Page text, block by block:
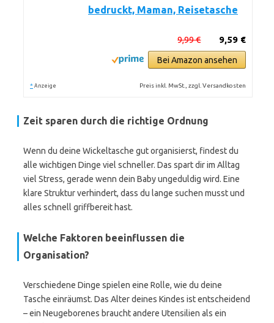
bedruckt, Maman, Reisetasche
9,59 €
9,99 €
Bei Amazon ansehen
* Anzeige Preis inkl. MwSt., zzgl. Versandkosten
Zeit sparen durch die richtige Ordnung
Wenn du deine Wickeltasche gut organisierst, findest du
alle wichtigen Dinge viel schneller. Das spart dir im Alltag
viel Stress, gerade wenn dein Baby ungeduldig wird. Eine
klare Struktur verhindert, dass du lange suchen musst und
alles schnell griffbereit hast.
Welche Faktoren beeinflussen die
Organisation?
Verschiedene Dinge spielen eine Rolle, wie du deine
Tasche einräumst. Das Alter deines Kindes ist entscheidend
– ein Neugeborenes braucht andere Utensilien als ein